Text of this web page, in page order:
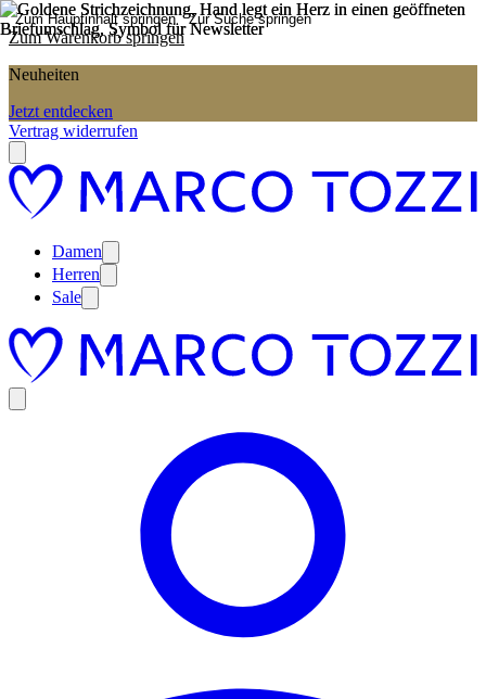
Zum Hauptinhalt springen Zur Suche springen
Zum Warenkorb springen
Neuheiten
Jetzt entdecken
Vertrag widerrufen
Damen
Herren
Sale